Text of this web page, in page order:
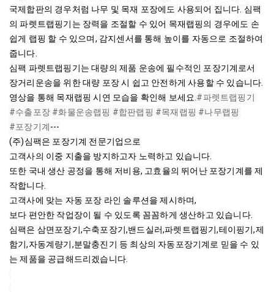
국제합판의 경우처럼 나무 및 목재 포장에도 사용되어 집니다. 심팩
의 파렛트랩핑기는 장력을 조절할 수 있어 목재랩핑의 경우에도 손
쉽게 랩핑 할 수 있으며, 감지센서를 통해 높이를 자동으로 조절하여
줍니다.
심팩 파렛트랩핑기는 대량의 제품 운송에 필수적인 포장기계로서
장거리운송을 위한 대량 포장 시 쉽고 안전하게 사용할 수 있습니다.
영상을 통해 목재랩핑 시연 모습을 확인해 보세요. #파렛트랩핑기
#수출포장 #화물운송랩핑 #합판랩핑 #목재랩핑 #나무랩핑
#포장기계---
(주)심팩은 포장기계 전문기업으로
고객사의 이중 지출을 방지하고자 노력하고 있습니다.
또한 국내 생산 공정을 통해 저비용, 고효율의 뛰어난 포장기계를 제
작합니다.
고객사에 맞는 자동 포장 라인 솔루션을 제시하며,
보다 편안한 작업장이 될 수 있도록 꼼꼼하게 생산하고 있습니다.
심팩은 삼면포장기,수축포장기,밴드실러,파렛트랩핑기,테이핑기,제
함기,자동계량기,분말충진기 등 최상의 자동포장기계로 믿을 수 있
는 제품을 공급해드리겠습니다.